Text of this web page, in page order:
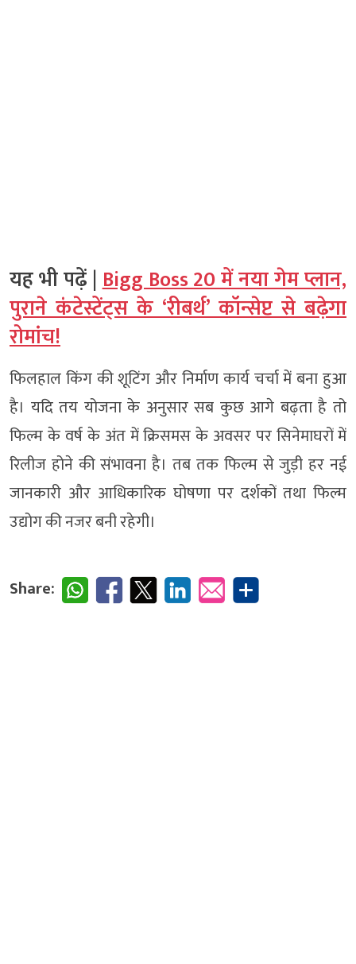
यह भी पढ़ें |Bigg Boss 20 में नया गेम प्लान,
पुराने कंटेस्टेंट्स के ‘रीबर्थ’ कॉन्सेप्ट से बढ़ेगा
रोमांच!
फिलहाल किंग की शूटिंग और निर्माण कार्य चर्चा में बना हुआ
है। यदि तय योजना के अनुसार सब कुछ आगे बढ़ता है तो
फिल्म के वर्ष के अंत में क्रिसमस के अवसर पर सिनेमाघरों में
रिलीज होने की संभावना है। तब तक फिल्म से जुड़ी हर नई
जानकारी और आधिकारिक घोषणा पर दर्शकों तथा फिल्म
उद्योग की नजर बनी रहेगी।
Share: